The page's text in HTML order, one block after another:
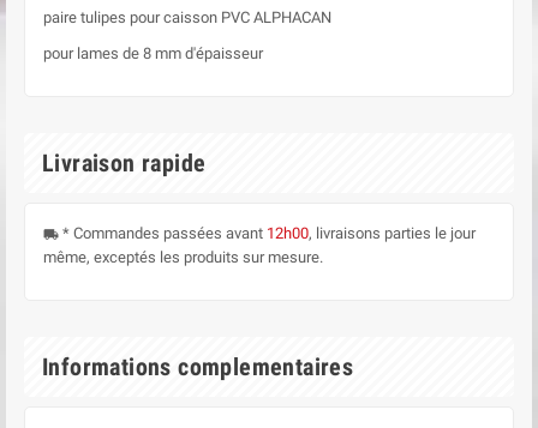
paire tulipes pour caisson PVC ALPHACAN
pour lames de 8 mm d'épaisseur
Livraison rapide
local_shipping * Commandes passées avant 12h00, livraisons parties le jour
même, exceptés les produits sur mesure.
Informations complementaires